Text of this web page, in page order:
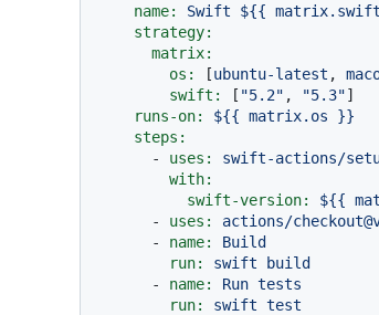
name:
Swift ${{ matrix.swift
strategy:
matrix:
os:
[ubuntu-latest ,
swift:
[ "5.2" , "5.3"]
runs-on:
${{ matrix.os
}}
steps:
-
uses:
swift-actions/
with:
swift-version:
${{
-
uses:
actions/
-
name:
Build
run:
swift
build
-
name: Run tests
run:
swift test